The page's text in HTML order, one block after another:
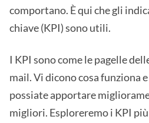
comportano. È qui che gli
chiave (KPI) sono utili.
I KPI sono come le pagelle
mail. Vi dicono cosa funziona
possiate apportare
migliori. Esploreremo i KPI